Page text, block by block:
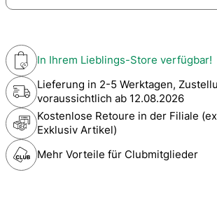
In Ihrem Lieblings-Store verfügbar!
Lieferung in 2-5 Werktagen,
voraussichtlich ab 12.08.2026
Kostenlose Retoure in der Filiale
Exklusiv Artikel)
Mehr Vorteile für Clubmitglieder